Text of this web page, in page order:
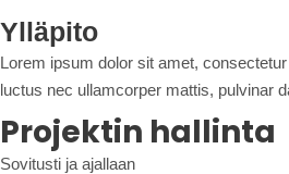
Ylläpito
Lorem ipsum dolor sit amet,
luctus nec ullamcorper mattis, pulvinar
Projektin hallinta
Sovitusti ja ajallaan